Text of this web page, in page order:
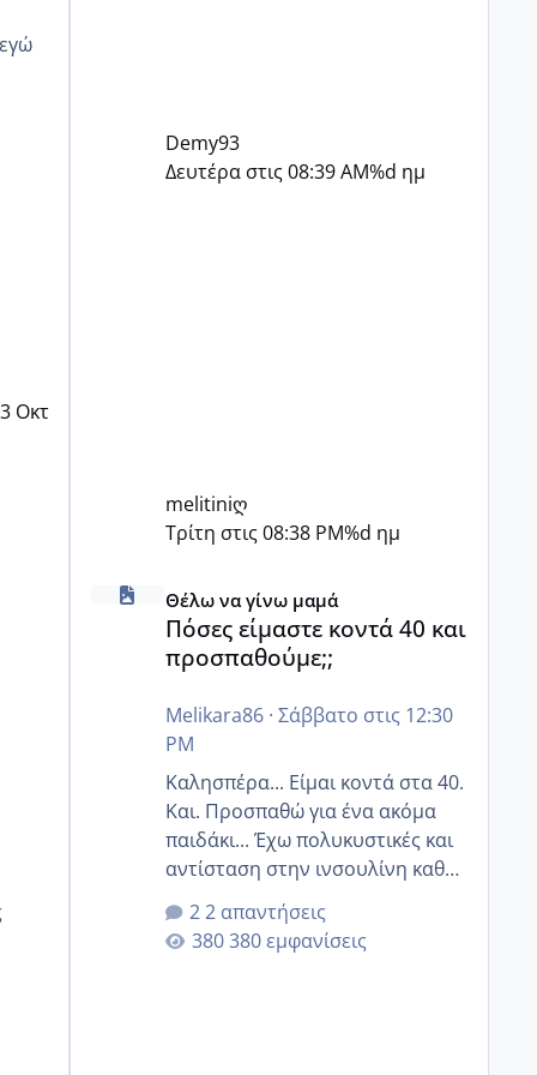
Οκτ
Demy93
Δευτέρα στις 08:39 AM%d ημ
melitiniღ
Τρίτη στις 08:38 PM%d ημ
Πόσες είμαστε κοντά 40 και προσπαθούμε;;
Θέλω να γίνω μαμά
Πόσες είμαστε κοντά 40 και
προσπαθούμε;;
Melikara86· Σάββατο στις 12:30
PM
Καλησπέρα... Είμαι κοντά στα 40.
Και. Προσπαθώ για ένα ακόμα
παιδάκι... Έχω πολυκυστικές και
αντίσταση στην ινσουλίνη καθώς
και χάσιμοτο! Έχω λίγα κιλά
παραπάνω και όσο κ αν
προσπαθώ δεν χάνω εύκολα!
2 απαντήσεις
380 εμφανίσεις